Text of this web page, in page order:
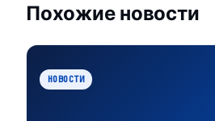
Похожие новости
НОВОСТИ